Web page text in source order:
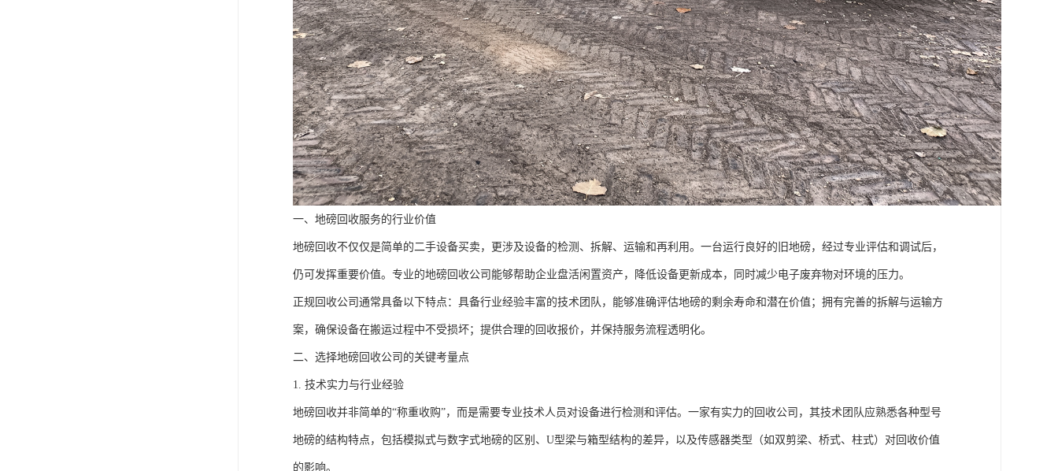
一、地磅回收服务的行业价值
地磅回收不仅仅是简单的二手设备买卖，更涉及设备的检测、拆解、运输和再利用。一台运行良好的旧地磅，经过专业评估和调试后，
仍可发挥重要价值。专业的地磅回收公司能够帮助企业盘活闲置资产，降低设备更新成本，同时减少电子废弃物对环境的压力。
正规回收公司通常具备以下特点：具备行业经验丰富的技术团队，能够准确评估地磅的剩余寿命和潜在价值；拥有完善的拆解与运输方
案，确保设备在搬运过程中不受损坏；提供合理的回收报价，并保持服务流程透明化。
二、选择地磅回收公司的关键考量点
1. 技术实力与行业经验
地磅回收并非简单的“称重收购”，而是需要专业技术人员对设备进行检测和评估。一家有实力的回收公司，其技术团队应熟悉各种型号
地磅的结构特点，包括模拟式与数字式地磅的区别、U型梁与箱型结构的差异，以及传感器类型（如双剪梁、桥式、柱式）对回收价值
的影响。